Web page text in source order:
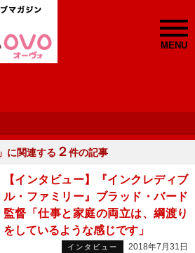
MENU
」に関連する ２件の記事
【インタビュー】『インクレディブ
ル・ファミリー』ブラッド・バード
監督「仕事と家庭の両立は、綱渡り
をしているような感じです」
インタビュー 2018年7月31日